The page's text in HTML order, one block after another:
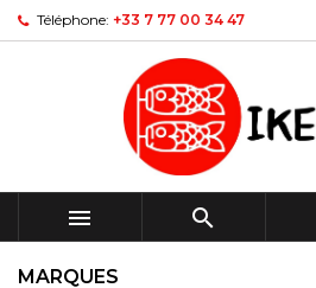
Téléphone: +33 7 77 00 34 47
 
MARQUES